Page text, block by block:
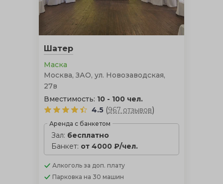
день. Открытая веранда отлично подойдет для
проведения торжества летом в тенистой прохладе
зелени, однако она не сможет уберечь гостей от ветра
и дождя, в отличие от церемонии в шатре.
Шатер
Маска
Москва, ЗАО, ул. Новозаводская,
27в
Вместимость: 10 - 100 чел.
4.5 (967 отзывов)
Аренда с банкетом
Зал: бесплатно
Банкет: от 4000 ₽/чел.
Алкоголь за доп. плату
Парковка на 30 машин